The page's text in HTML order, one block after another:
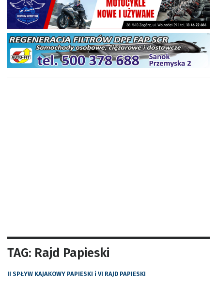
TAG: Rajd Papieski
II SPŁYW KAJAKOWY PAPIESKI i VI RAJD PAPIESKI